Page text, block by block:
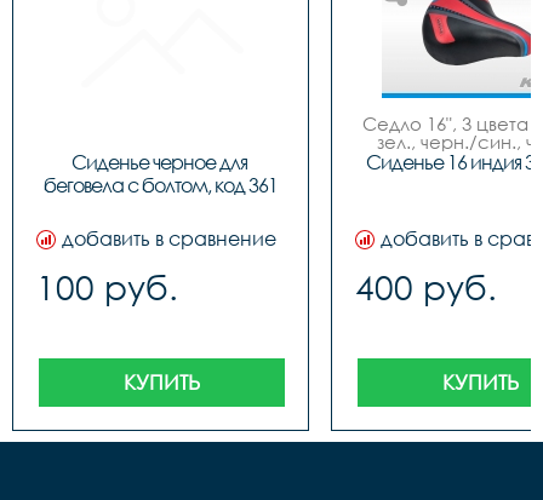
Сиденье черное для
беговела с болтом, код 361
добавить в сравнение
100 руб.
КУПИТЬ
Седло 16", 3 цвета
зел., черн./син.,
красн.), NEW
Сиденье 16 индия
добавить в
400 руб.
КУПИТЬ